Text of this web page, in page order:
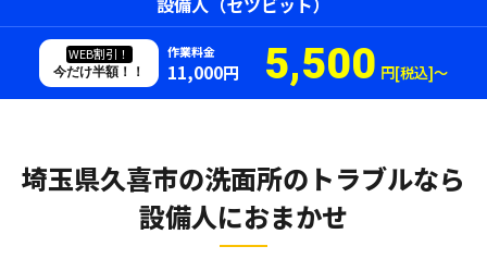
WEB割引！
今だけ半額！！
作業料金
11,000円 5,500 円[税込]〜
埼玉県久喜市の洗面所のトラブルなら
設備人におまかせ